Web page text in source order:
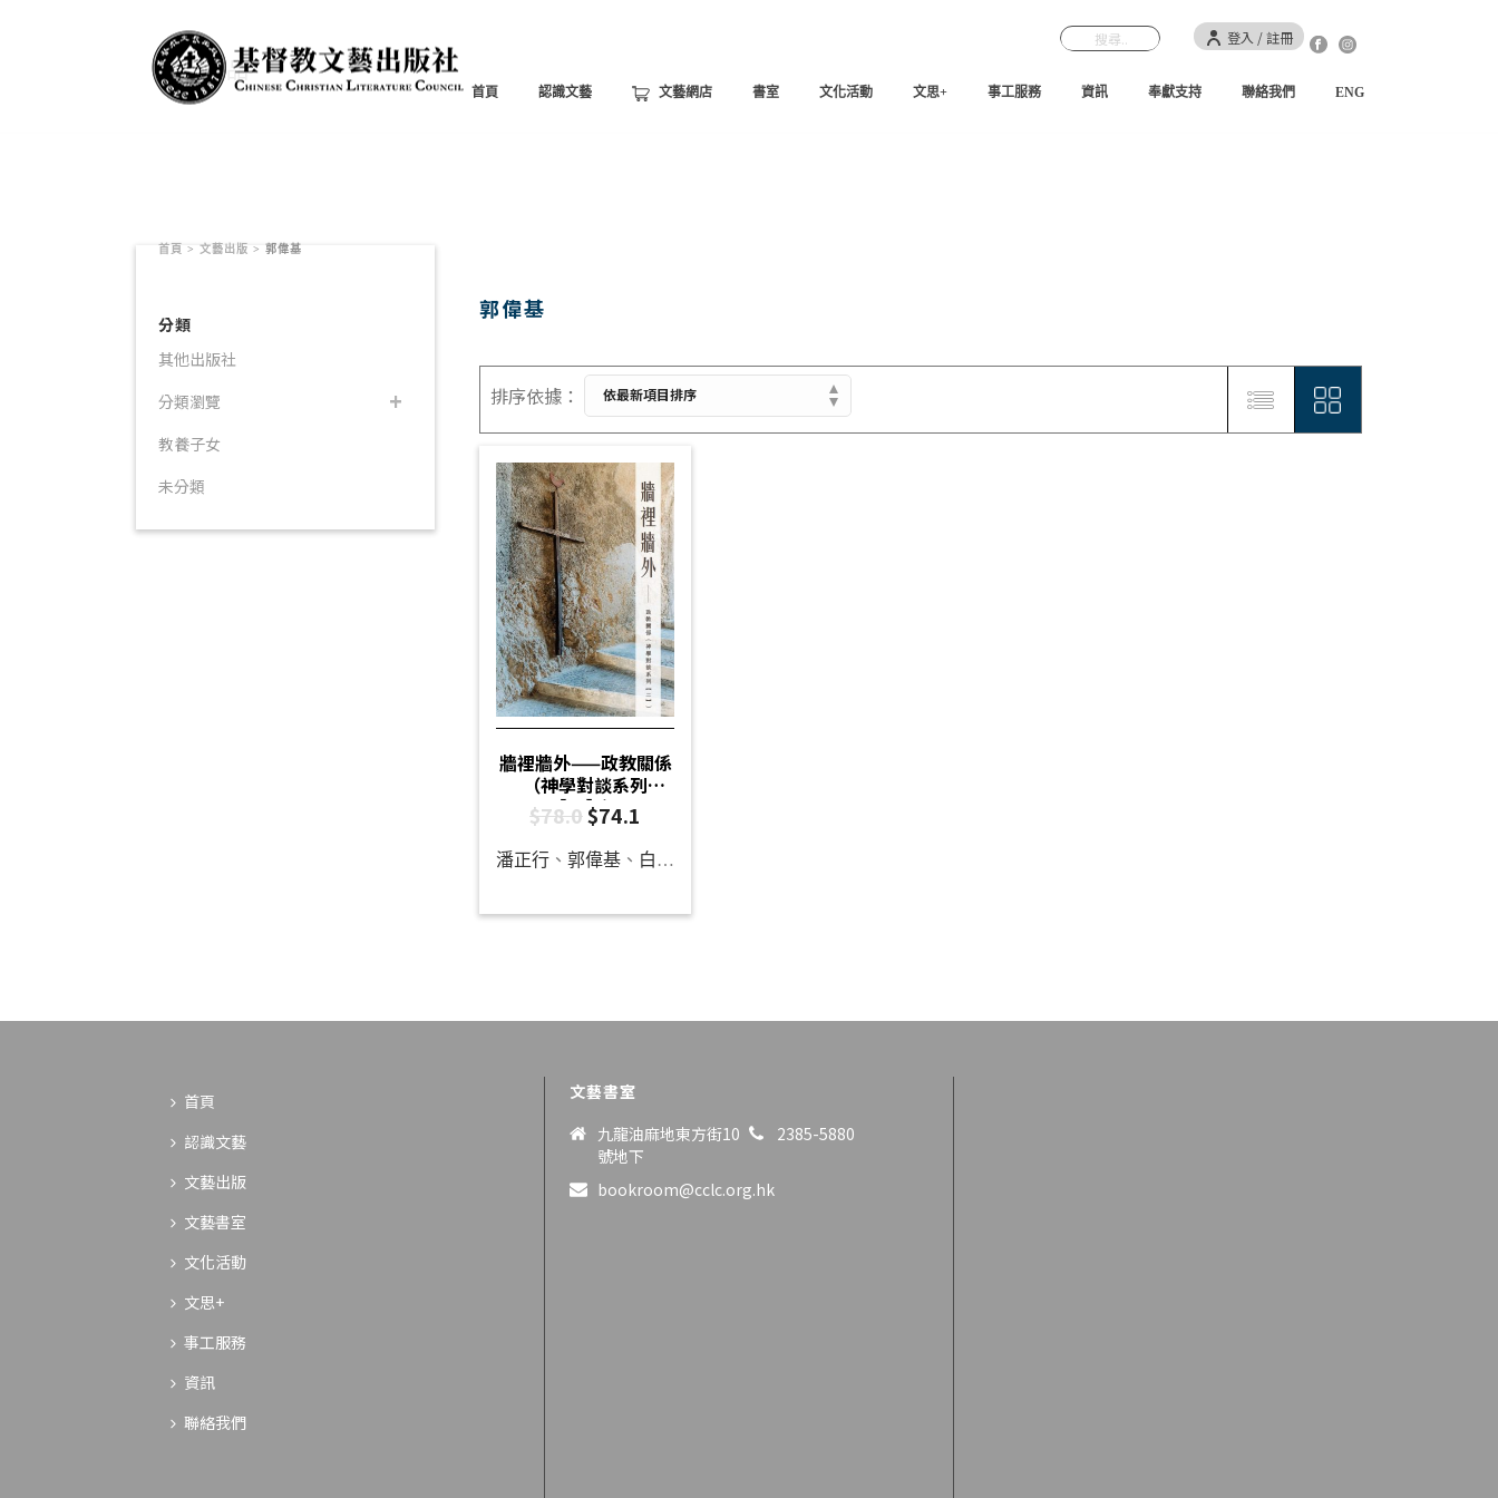
登入 / 註冊
首頁 認識文藝 文藝網店 書室 文化活動 文思+ 事工服務 資訊 奉獻支持 聯絡我們 ENG
書籍產品
首頁 > 文藝出版 > 郭偉基
郭偉基
牆裡牆外——政教關係
（神學對談系列
【二】）
$78.0$74.1
潘正行、 郭偉基、 白德培
分類
其他出版社
分類瀏覽
教養子女
未分類
首頁
認識文藝
文藝出版
文藝書室
文化活動
文思+
事工服務
資訊
聯絡我們
文藝書室
九龍油麻地東方街10
號地下
2385-5880
bookroom@cclc.org.hk